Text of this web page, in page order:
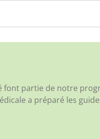
partie de notre
a préparé les